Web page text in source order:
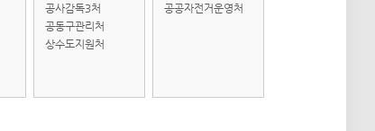
공사감독3처
공동구관리처
상수도지원처
공공자전거운영처